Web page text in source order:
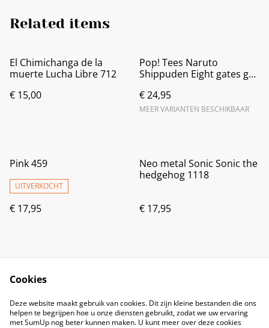
Related items
El Chimichanga de la
muerte Lucha Libre 712
€ 15,00
Pop! Tees Naruto
Shippuden Eight gates guy
€ 24,95
MEER VARIANTEN BESCHIKBAAR
Pink 459
UITVERKOCHT
€ 17,95
Neo metal Sonic Sonic the
hedgehog 1118
€ 17,95
Cookies
Deze website maakt gebruik van cookies. Dit zijn kleine bestanden die ons
helpen te begrijpen hoe u onze diensten gebruikt, zodat we uw ervaring
met SumUp nog beter kunnen maken. U kunt meer over deze cookies